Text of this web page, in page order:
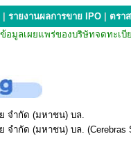
รายงานผลการขาย IPO ตรา
อมูลเผยแพร่ของบริษัทจดท
จำกัด (มหาชน) บล.
จำกัด (มหาชน) บล. (Cerebras